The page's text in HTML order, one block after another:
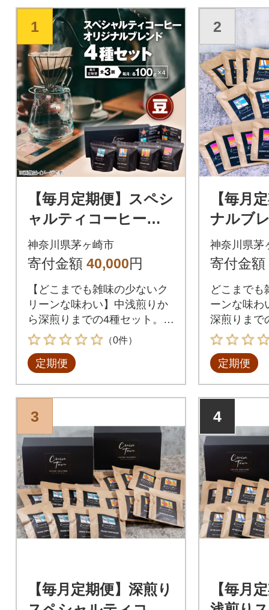
1
【毎月定期便】スペシ
ャルティコーヒー
【豆】オリジナルブ
レンド4種セット|ギフ
神奈川県茅ヶ崎市
寄付金額 40,000円
【どこまでも雑味の少ないク
リーンな味わい】中浅煎りか
ら深煎りまでの4種セット。豆
のままお届けします。
（0件）
定期便
2
【毎月
ナルブ
ー・ド
種セッ
神奈川県茅
寄付金額
どこまでも
ーンな味わ
深煎りまで
種セット
定期便
3
【毎月定期便】深煎り
4
【毎月